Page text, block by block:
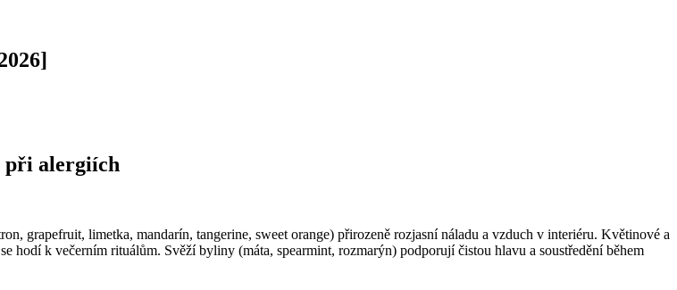
při alergiích
grapefruit, limetka, mandarín, tangerine, sweet orange) přirozeně rozjasní náladu a vzduch v interiéru. Květinové a
hodí k večerním rituálům. Svěží byliny (máta, spearmint, rozmarýn) podporují čistou hlavu a soustředění během